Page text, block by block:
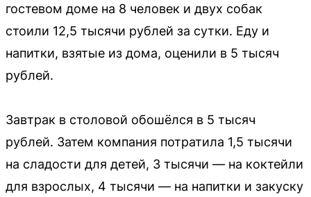
гостевом доме на 8 человек и двух собак
стоили 12,5 тысячи рублей за сутки. Еду и
напитки, взятые из дома, оценили в 5 тысяч
рублей.
Завтрак в столовой обошёлся в 5 тысяч
рублей. Затем компания потратила 1,5 тысячи
на сладости для детей, 3 тысячи — на коктейли
для взрослых, 4 тысячи — на напитки и закуску